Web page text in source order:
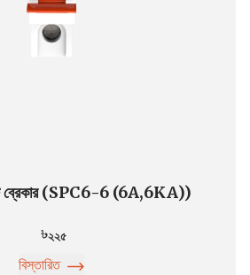
ব্রেকার (SPC6-6 (6A,6KA))
২২৫
বিস্তারিত